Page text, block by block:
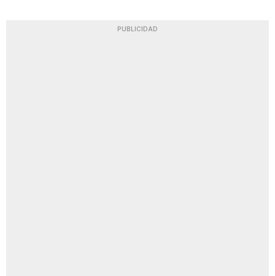
PUBLICIDAD